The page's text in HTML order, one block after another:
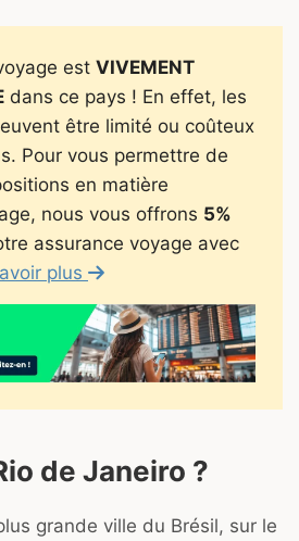
est VIVEMENT
dans ce pays ! En effet, les
être limité ou coûteux
Pour vous permettre de
en matière
nous vous offrons 5%
assurance voyage avec
plus
de Janeiro ?
grande ville du Brésil, sur le